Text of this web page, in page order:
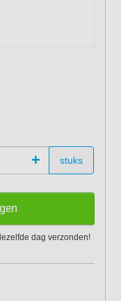
+ stuks
dag verzonden!